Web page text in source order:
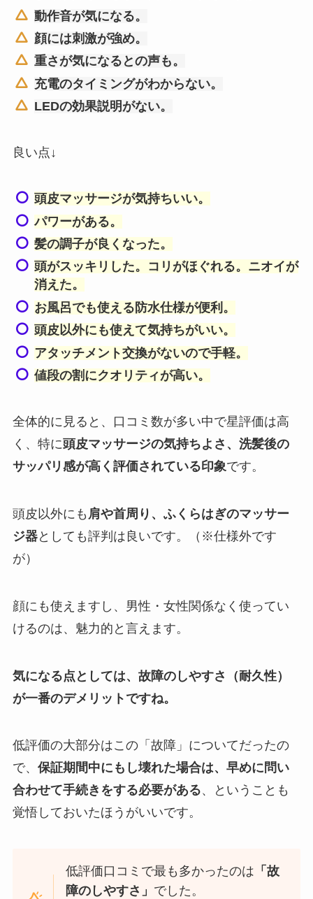
動作音が気になる。
顔には刺激が強め。
重さが気になるとの声も。
充電のタイミングがわからない。
LEDの効果説明がない。
良い点↓
頭皮マッサージが気持ちいい。
パワーがある。
髪の調子が良くなった。
頭がスッキリした。コリがほぐれる。ニオイが
消えた。
お風呂でも使える防水仕様が便利。
頭皮以外にも使えて気持ちがいい。
アタッチメント交換がないので手軽。
値段の割にクオリティが高い。
全体的に見ると、口コミ数が多い中で星評価は高
く、特に頭皮マッサージの気持ちよさ、洗髪後の
サッパリ感が高く評価されている印象です。
頭皮以外にも 肩や首周り、ふくらはぎのマッサー
ジ器としても評判は良いです。（※仕様外です
が）
顔にも使えますし、男性・女性関係なく使ってい
けるのは、魅力的と言えます。
気になる点としては、 故障のしやすさ（耐久性）
が一番のデメリット ですね。
低評価の大部分はこの「故障」についてだったの
で、 保証期間中にもし壊れた場合は、早めに問い
合わせて手続きをする必要がある、ということも
覚悟しておいたほうがいいです。
低評価口コミで最も多かったのは 「故
障のしやすさ」 でした。